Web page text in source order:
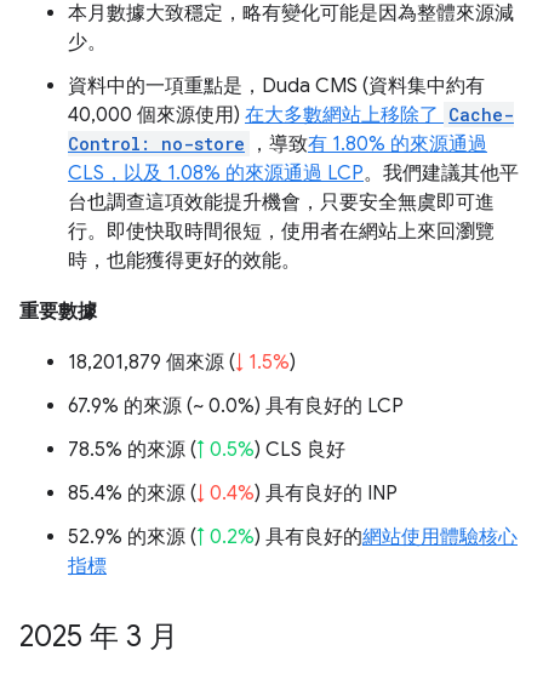
本月數據大致穩定，略有變化可能是因為整體來源減
少。
資料中的一項重點是，Duda CMS (資料集中約有
40,000 個來源使用) 在大多數網站上移除了 Cache-
Control: no-store
，導致有 1.80% 的來源通過
CLS，以及 1.08% 的來源通過 LCP。我們建議其他平
台也調查這項效能提升機會，只要安全無虞即可進
行。即使快取時間很短，使用者在網站上來回瀏覽
時，也能獲得更好的效能。
重要數據
18,201,879 個來源 (↓ 1.5%)
67.9% 的來源 (~ 0.0%) 具有良好的 LCP
78.5% 的來源 (↑ 0.5%) CLS 良好
85.4% 的來源 (↓ 0.4%) 具有良好的 INP
52.9% 的來源 (↑ 0.2%) 具有良好的網站使用體驗核心
指標
2025 年 3 月